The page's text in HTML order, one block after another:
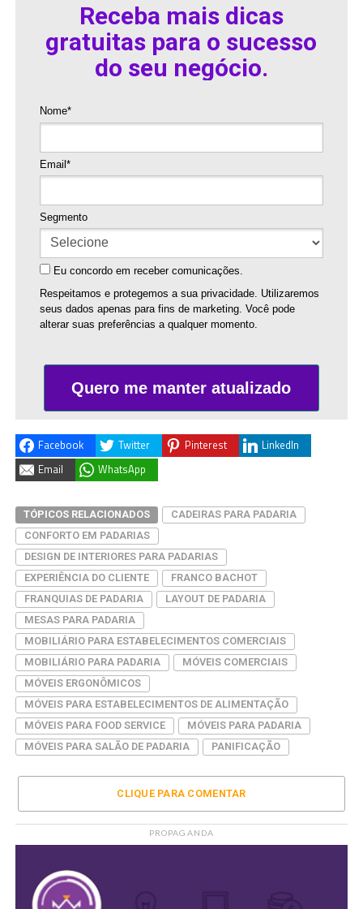
Receba mais dicas
gratuitas para o sucesso
do seu negócio.
Nome*
Email*
Segmento
Eu concordo em receber comunicações.
Respeitamos e protegemos a sua privacidade. Utilizaremos
seus dados apenas para fins de marketing. Você pode
alterar suas preferências a qualquer momento.
Quero me manter atualizado
Facebook Twitter Pinterest
LinkedIn
Email
WhatsApp
TÓPICOS RELACIONADOS
CADEIRAS PARA PADARIA
CONFORTO EM PADARIAS
DESIGN DE INTERIORES PARA PADARIAS
EXPERIÊNCIA DO CLIENTE
FRANCO BACHOT
FRANQUIAS DE PADARIA
LAYOUT DE PADARIA
MESAS PARA PADARIA
MOBILIÁRIO PARA ESTABELECIMENTOS COMERCIAIS
MOBILIÁRIO PARA PADARIA
MÓVEIS COMERCIAIS
MÓVEIS ERGONÔMICOS
MÓVEIS PARA ESTABELECIMENTOS DE ALIMENTAÇÃO
MÓVEIS PARA FOOD SERVICE
MÓVEIS PARA PADARIA
MÓVEIS PARA SALÃO DE PADARIA
PANIFICAÇÃO
CLIQUE PARA COMENTAR
PROPAGANDA